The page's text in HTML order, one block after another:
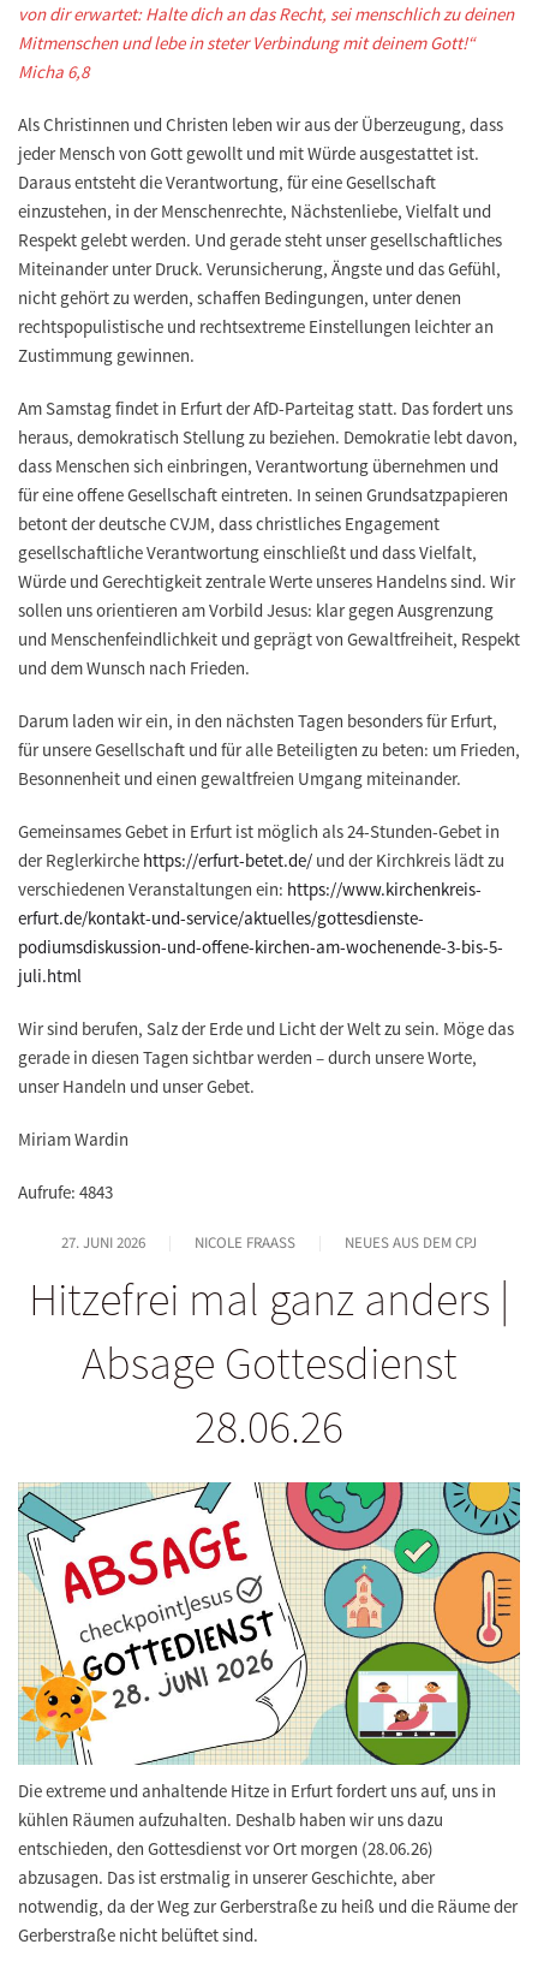
von dir erwartet: Halte dich an das Recht, sei menschlich zu deinen
Mitmenschen und lebe in steter Verbindung mit deinem Gott!“
Micha 6,8
Als Christinnen und Christen leben wir aus der Überzeugung, dass
jeder Mensch von Gott gewollt und mit Würde ausgestattet ist.
Daraus entsteht die Verantwortung, für eine Gesellschaft
einzustehen, in der Menschenrechte, Nächstenliebe, Vielfalt und
Respekt gelebt werden. Und gerade steht unser gesellschaftliches
Miteinander unter Druck. Verunsicherung, Ängste und das Gefühl,
nicht gehört zu werden, schaffen Bedingungen, unter denen
rechtspopulistische und rechtsextreme Einstellungen leichter an
Zustimmung gewinnen.
Am Samstag findet in Erfurt der AfD-Parteitag statt. Das fordert uns
heraus, demokratisch Stellung zu beziehen. Demokratie lebt davon,
dass Menschen sich einbringen, Verantwortung übernehmen und
für eine offene Gesellschaft eintreten. In seinen Grundsatzpapieren
betont der deutsche CVJM, dass christliches Engagement
gesellschaftliche Verantwortung einschließt und dass Vielfalt,
Würde und Gerechtigkeit zentrale Werte unseres Handelns sind. Wir
sollen uns orientieren am Vorbild Jesus: klar gegen Ausgrenzung
und Menschenfeindlichkeit und geprägt von Gewaltfreiheit, Respekt
und dem Wunsch nach Frieden.
Darum laden wir ein, in den nächsten Tagen besonders für Erfurt,
für unsere Gesellschaft und für alle Beteiligten zu beten: um Frieden,
Besonnenheit und einen gewaltfreien Umgang miteinander.
Gemeinsames Gebet in Erfurt ist möglich als 24-Stunden-Gebet in
der Reglerkirche https://erfurt-betet.de/ und der Kirchkreis lädt zu
verschiedenen Veranstaltungen ein: https://www.kirchenkreis-
erfurt.de/kontakt-und-service/aktuelles/gottesdienste-
podiumsdiskussion-und-offene-kirchen-am-wochenende-3-bis-5-
juli.html
Wir sind berufen, Salz der Erde und Licht der Welt zu sein. Möge das
gerade in diesen Tagen sichtbar werden – durch unsere Worte,
unser Handeln und unser Gebet.
Miriam Wardin
Aufrufe: 4843
27. JUNI 2026 NICOLE FRAASS NEUES AUS DEM CPJ
Hitzefrei mal ganz anders |
Absage Gottesdienst
28.06.26
Die extreme und anhaltende Hitze in Erfurt fordert uns auf, uns in
kühlen Räumen aufzuhalten. Deshalb haben wir uns dazu
entschieden, den Gottesdienst vor Ort morgen (28.06.26)
abzusagen. Das ist erstmalig in unserer Geschichte, aber
notwendig, da der Weg zur Gerberstraße zu heiß und die Räume der
Gerberstraße nicht belüftet sind.